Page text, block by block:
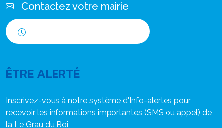
Contactez votre mairie
ÊTRE ALERTÉ
Inscrivez-vous à notre système d'Info-alertes pour
recevoir les informations importantes (SMS ou appel) de
la Le Grau du Roi